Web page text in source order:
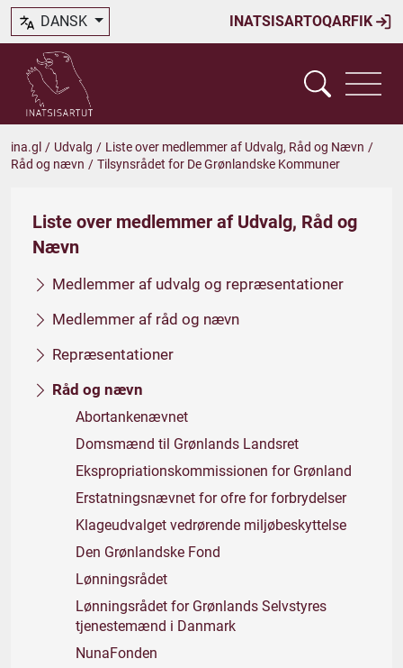
INATSISARTOQARFIK
DANSK
ina.gl / Udvalg / Liste over medlemmer af Udvalg, Råd og Nævn /
Råd og nævn / Tilsynsrådet for De Grønlandske Kommuner
Liste over medlemmer af Udvalg, Råd og
Nævn
Medlemmer af udvalg og repræsentationer
Medlemmer af råd og nævn
Repræsentationer
Råd og nævn
Abortankenævnet
Domsmænd til Grønlands Landsret
Ekspropriationskommissionen for Grønland
Erstatningsnævnet for ofre for forbrydelser
Klageudvalget vedrørende miljøbeskyttelse
Den Grønlandske Fond
Lønningsrådet
Lønningsrådet for Grønlands Selvstyres
tjenestemænd i Danmark
NunaFonden